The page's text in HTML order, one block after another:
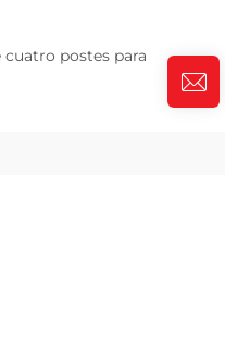
postes para